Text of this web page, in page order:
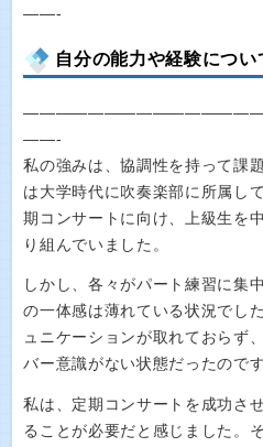
——-
自分の能力や経験につい
——-
私の強みは、協調性を持って課
は大学時代に吹奏楽部に所属し
期コンサートに向け、上級生を
り組んでいました。
しかし、各々がパート練習に集
の一体感は薄れている状況でし
ュニケーションが取れておらず
バー意識がない状態だったのです
私は、定期コンサートを成功さ
ることが必要だと感じました。